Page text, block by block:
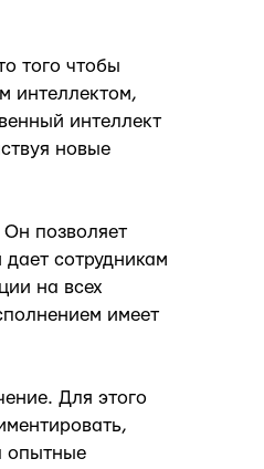
того чтобы
интеллектом,
интеллект
новые
Он позволяет
сотрудникам
на всех
имеет
Для этого
опытные